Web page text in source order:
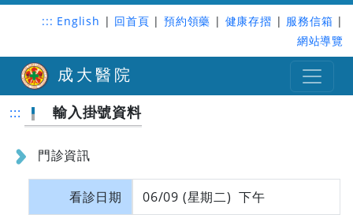
::: English | 回首頁 | 預約領藥 | 健康存摺 | 服務信箱 |
網站導覽
成大醫院
::: 輸入掛號資料
門診資訊
看診日期 06/09 (星期二) 下午